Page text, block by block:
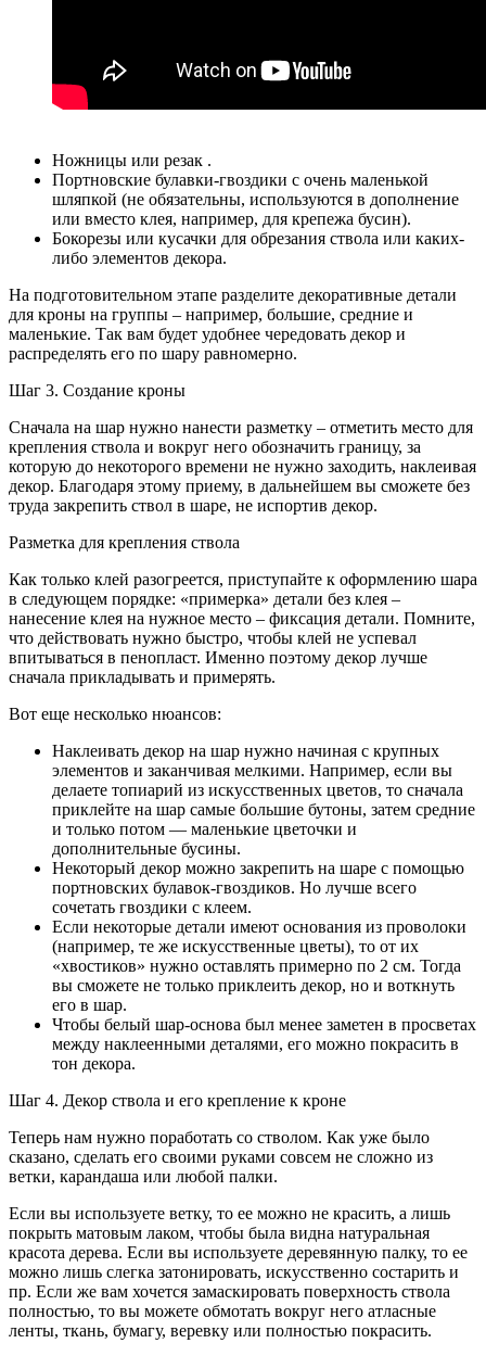
Ножницы или резак .
Портновские булавки-гвоздики с очень маленькой
шляпкой (не обязательны, используются в дополнение
или вместо клея, например, для крепежа бусин).
Бокорезы или кусачки для обрезания ствола или каких-
либо элементов декора.
На подготовительном этапе разделите декоративные детали
для кроны на группы – например, большие, средние и
маленькие. Так вам будет удобнее чередовать декор и
распределять его по шару равномерно.
Шаг 3. Создание кроны
Сначала на шар нужно нанести разметку – отметить место для
крепления ствола и вокруг него обозначить границу, за
которую до некоторого времени не нужно заходить, наклеивая
декор. Благодаря этому приему, в дальнейшем вы сможете без
труда закрепить ствол в шаре, не испортив декор.
Разметка для крепления ствола
Как только клей разогреется, приступайте к оформлению шара
в следующем порядке: «примерка» детали без клея –
нанесение клея на нужное место – фиксация детали. Помните,
что действовать нужно быстро, чтобы клей не успевал
впитываться в пенопласт. Именно поэтому декор лучше
сначала прикладывать и примерять.
Вот еще несколько нюансов:
Наклеивать декор на шар нужно начиная с крупных
элементов и заканчивая мелкими. Например, если вы
делаете топиарий из искусственных цветов, то сначала
приклейте на шар самые большие бутоны, затем средние
и только потом — маленькие цветочки и
дополнительные бусины.
Некоторый декор можно закрепить на шаре с помощью
портновских булавок-гвоздиков. Но лучше всего
сочетать гвоздики с клеем.
Если некоторые детали имеют основания из проволоки
(например, те же искусственные цветы), то от их
«хвостиков» нужно оставлять примерно по 2 см. Тогда
вы сможете не только приклеить декор, но и воткнуть
его в шар.
Чтобы белый шар-основа был менее заметен в просветах
между наклеенными деталями, его можно покрасить в
тон декора.
Шаг 4. Декор ствола и его крепление к кроне
Теперь нам нужно поработать со стволом. Как уже было
сказано, сделать его своими руками совсем не сложно из
ветки, карандаша или любой палки.
Если вы используете ветку, то ее можно не красить, а лишь
покрыть матовым лаком, чтобы была видна натуральная
красота дерева. Если вы используете деревянную палку, то ее
можно лишь слегка затонировать, искусственно состарить и
пр. Если же вам хочется замаскировать поверхность ствола
полностью, то вы можете обмотать вокруг него атласные
ленты, ткань, бумагу, веревку или полностью покрасить.